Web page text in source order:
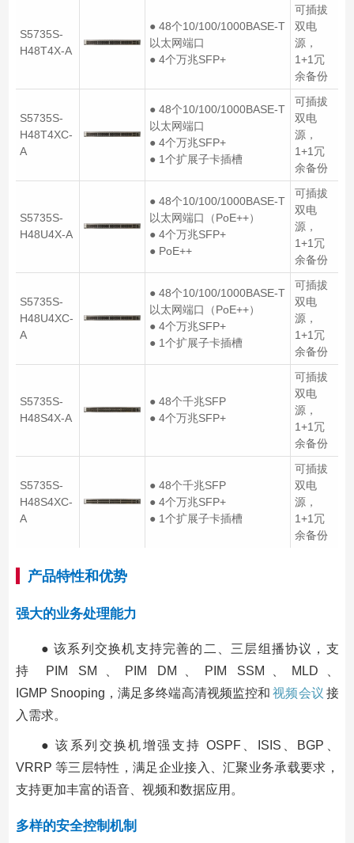
S5735S-
H48T4X-A
● 48个10/100/1000BASE-T
以太网端口
● 4个万兆SFP+
可插拔
双电
源，
1+1冗
余备份
S5735S-
H48T4XC-
A
● 48个10/100/1000BASE-T
以太网端口
● 4个万兆SFP+
● 1个扩展子卡插槽
可插拔
双电
源，
1+1冗
余备份
S5735S-
H48U4X-A
● 48个10/100/1000BASE-T
以太网端口（PoE++）
● 4个万兆SFP+
● PoE++
可插拔
双电
源，
1+1冗
余备份
S5735S-
H48U4XC-
A
● 48个10/100/1000BASE-T
以太网端口（PoE++）
● 4个万兆SFP+
● 1个扩展子卡插槽
可插拔
双电
源，
1+1冗
余备份
S5735S-
H48S4X-A
● 48个千兆SFP
● 4个万兆SFP+
可插拔
双电
源，
1+1冗
余备份
S5735S-
H48S4XC-
A
● 48个千兆SFP
● 4个万兆SFP+
● 1个扩展子卡插槽
可插拔
双电
源，
1+1冗
余备份
产品特性和优势
强大的业务处理能力
● 该系列交换机支持完善的二、三层组播协议，支
持 PIM SM、PIM DM、PIM SSM、MLD、
IGMP Snooping，满足多终端高清视频监控和 视频会议 接
入需求。
● 该系列交换机增强支持 OSPF、ISIS、BGP、
VRRP 等三层特性，满足企业接入、汇聚业务承载要求，
支持更加丰富的语音、视频和数据应用。
多样的安全控制机制